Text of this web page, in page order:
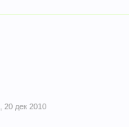
20 дек 2010